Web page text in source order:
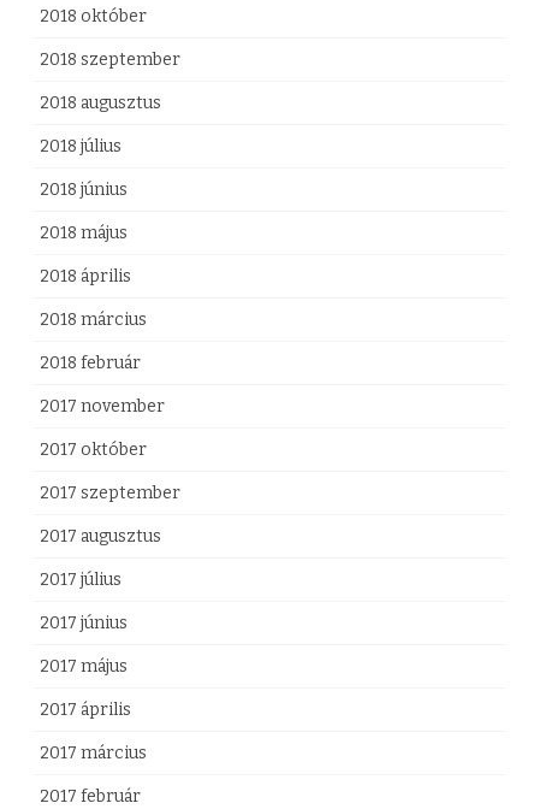
2018 október
2018 szeptember
2018 augusztus
2018 július
2018 június
2018 május
2018 április
2018 március
2018 február
2017 november
2017 október
2017 szeptember
2017 augusztus
2017 július
2017 június
2017 május
2017 április
2017 március
2017 február